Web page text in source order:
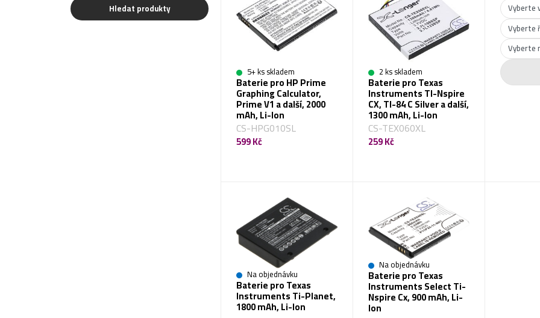
Hledat produkty
5+ ks skladem
Baterie pro HP Prime
Graphing Calculator,
Prime V1 a další, 2000
mAh, Li-Ion
CS-HPG010SL
599 Kč
2 ks skladem
Baterie pro Texas
Instruments TI-Nspire
CX, TI-84 C Silver a další,
1300 mAh, Li-Ion
CS-TEX060XL
259 Kč
Na objednávku
Baterie pro Texas
Instruments Ti-Planet,
1800 mAh, Li-Ion
Na objednávku
Baterie pro Texas
Instruments Select Ti-
Nspire Cx, 900 mAh, Li-
Ion